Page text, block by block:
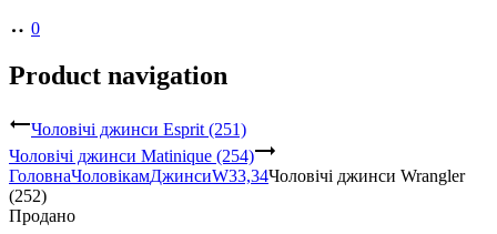
0
Product navigation
Чоловічі джинси Esprit (251)
Чоловічі джинси Matinique (254)
ГоловнаЧоловікамДжинсиW33,34Чоловічі джинси Wrangler
(252)
Продано